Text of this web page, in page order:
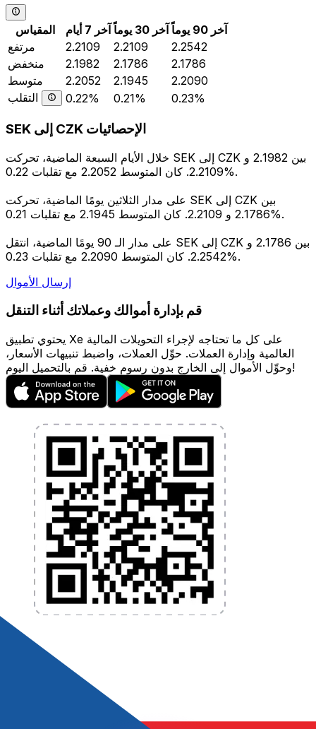
المقياس آخر 7 أيام آخر 30 يوماً
آخر 90 يوماً
مرتفع
2.2109 2.2109
2.2542
منخفض
2.1982 2.1786
2.1786
متوسط
2.2052 2.1945
2.2090
التقلب
0.22% 0.21% 0.23%
SEK إلى CZK الإحصائيات
خلال الأيام السبعة الماضية، تحركت SEK إلى CZK بين 2.1982 و
2.2109. كان المتوسط 2.2052 مع تقلبات 0.22%.
على مدار الثلاثين يومًا الماضية، تحركت SEK إلى CZK بين
2.1786 و 2.2109. كان المتوسط 2.1945 مع تقلبات 0.21%.
على مدار الـ 90 يومًا الماضية، انتقل SEK إلى CZK بين 2.1786 و
2.2542. كان المتوسط 2.2090 مع تقلبات 0.23%.
إرسال الأموال
قم بإدارة أموالك وعملاتك أثناء التنقل
يحتوي تطبيق Xe على كل ما تحتاجه لإجراء التحويلات المالية
العالمية وإدارة العملات. حوِّل العملات، واضبط تنبيهات الأسعار،
وحوِّل الأموال إلى الخارج بدون رسوم خفية. قم بالتحميل اليوم!